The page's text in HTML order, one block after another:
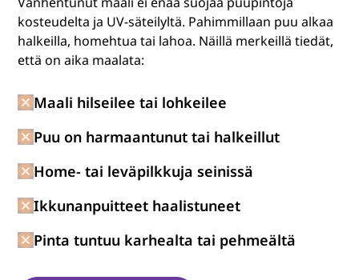
kosteudelta ja UV-säteilyltä. Pahimmillaan puu alkaa
halkeilla, homehtua tai lahoa. Näillä merkeillä tiedät,
että on aika maalata:
Maali hilseilee tai lohkeilee
Puu on harmaantunut tai halkeillut
Home- tai leväpilkkuja seinissä
Ikkunanpuitteet haalistuneet
Pinta tuntuu karhealta tai pehmeältä